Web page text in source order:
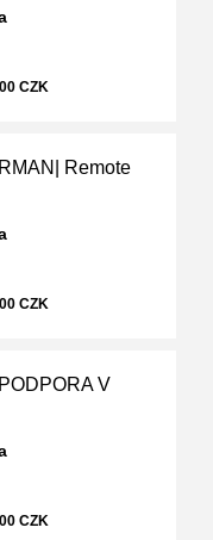
CZK
Remote
CZK
V
CZK